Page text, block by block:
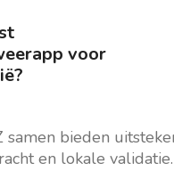
voor
bieden
en lokale validatie.